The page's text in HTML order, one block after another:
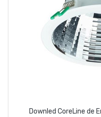
Downled CoreLine de